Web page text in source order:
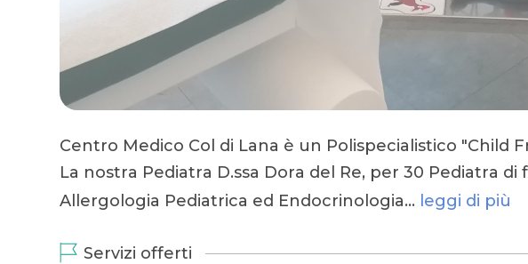
Centro Medico Col di Lana è un Polispecialistico "Child
La nostra Pediatra D.ssa Dora del Re, per 30 Pediatra
Allergologia Pediatrica ed Endocrinologia… leggi di più
Servizi offerti